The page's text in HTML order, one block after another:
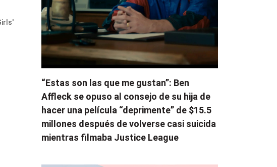
“Estas son las que me gustan”: Ben
Affleck se opuso al consejo de su hija de
hacer una película “deprimente” de $15.5
millones después de volverse casi suicida
mientras filmaba Justice League